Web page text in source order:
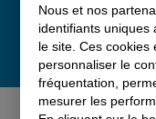
Derniers
Nous et nos
identifiants uniques
le site. Ces cookies
personnaliser le
fréquentation,
mesurer les